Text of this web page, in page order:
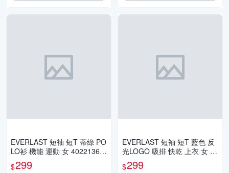
EVERLAST 短袖 短T 蒂綠 PO
LO衫 機能 運動 女 40221361
71
$299
EVERLAST 短袖 短T 藍色 反
光LOGO 吸排 快乾 上衣 女 40
22108482
$299